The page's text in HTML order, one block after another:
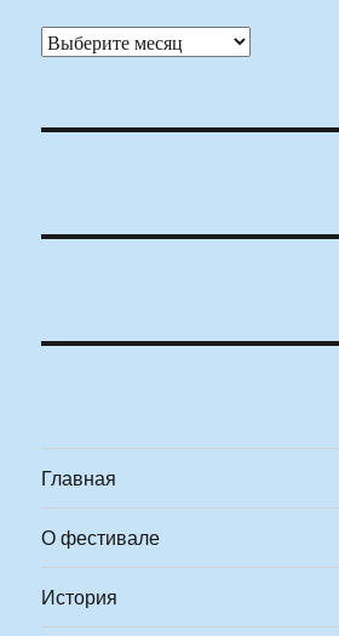
Архивы
Главная
О фестивале
История